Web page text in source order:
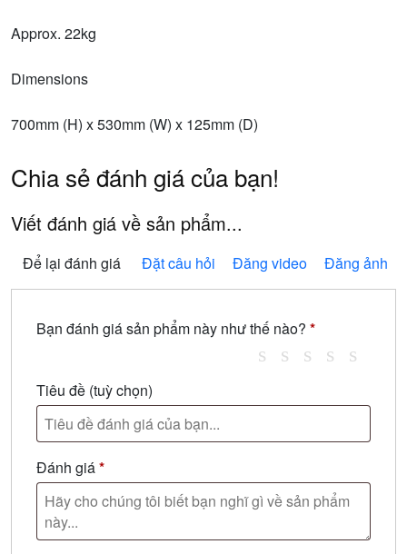
Approx. 22kg
Dimensions
700mm (H) x 530mm (W) x 125mm (D)
Chia sẻ đánh giá của bạn!
Viết đánh giá về sản phẩm...
Để lại đánh giá Đặt câu hỏi Đăng video Đăng ảnh
Bạn đánh giá sản phẩm này như thế nào? *
Tiêu đề (tuỳ chọn)
Đánh giá*